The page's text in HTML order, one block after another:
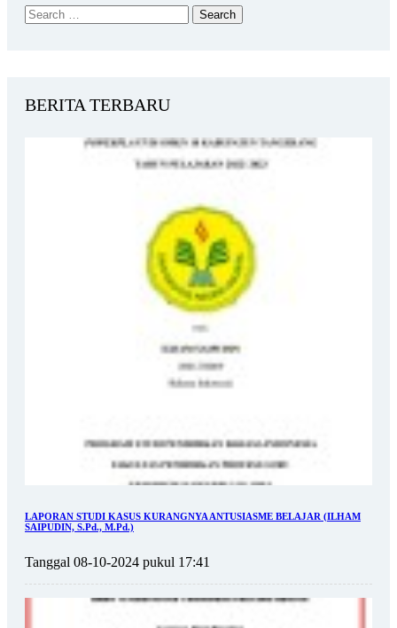
BERITA TERBARU
LAPORAN STUDI KASUS KURANGNYA ANTUSIASME BELAJAR (ILHAM
SAIPUDIN, S.Pd., M.Pd.)
Tanggal 08-10-2024 pukul 17:41